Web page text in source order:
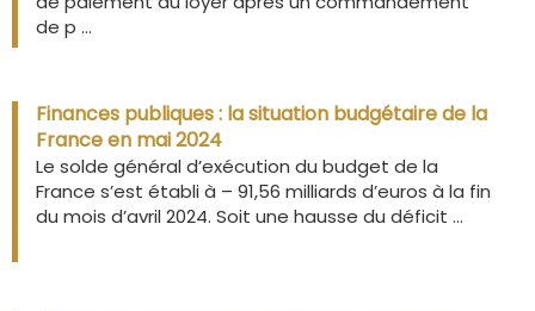
de p ...
Finances publiques : la situation budgétaire de la
France en mai 2024
Le solde général d’exécution du budget de la
France s’est établi à – 91,56 milliards d’euros à la fin
du mois d’avril 2024. Soit une hausse du déficit ...